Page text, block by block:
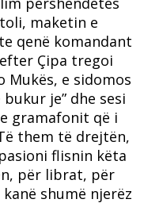
maketin e
qenë komandant
Çipa tregoi
Mukës, e sidomos
je” dhe sesi
gramafonit që i
them të drejtën,
flisnin këta
për librat, për
shumë njerëz